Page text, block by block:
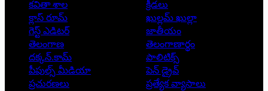
కవితా శాల
క్రీడలు
క్లాస్ రూమ్
ఖుల్లమ్ ఖుల్లా
గెస్ట్ ఎడిటర్
జాతీయం
తెలంగాణ
తెలంగాణార్థం
దక్కన్.కామ్
పాలిటిక్స్
పీపుల్స్ ‌మీడియా
పెన్ డ్రైవ్
ప్రచురణలు
ప్రత్యేక వ్యాసాలు